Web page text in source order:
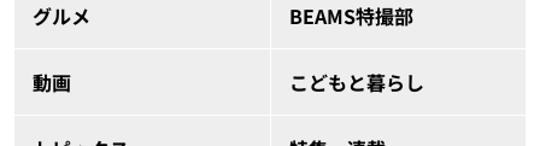
グルメ BEAMS特撮部
動画 こどもと暮らし